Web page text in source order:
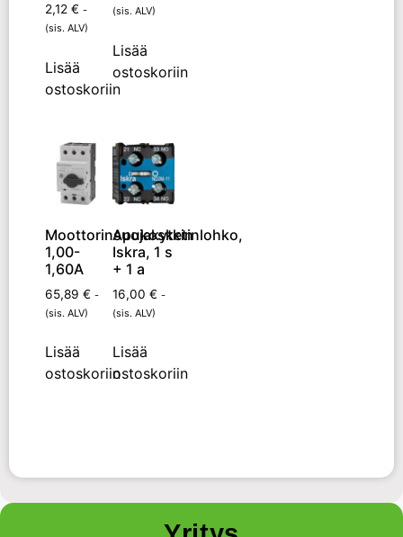
2,12 € -
(sis. ALV)
Lisää
ostoskoriin
(sis. ALV)
Lisää
ostoskoriin
Moottorinsuojakytkin
1,00-
1,60A
65,89 € -
(sis. ALV)
Lisää
ostoskoriin
Apukosketinlohko,
Iskra, 1 s
+ 1 a
16,00 € -
(sis. ALV)
Lisää
ostoskoriin